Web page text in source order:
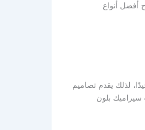
أفضل أنواع
لذلك يقدم تصاميم
بلون